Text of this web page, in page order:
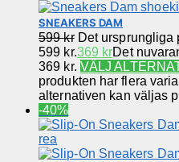
SNEAKERS DAM
599kr Det ursprungliga
599 kr.369 krDet
369 kr. VÄLJ
produkten har flera
alternativen kan väljas
-40%